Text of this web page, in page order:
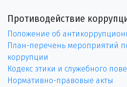
Противодействие
Положение об
План-перечень мероприятий
коррупции
Кодекс этики и служебного
Нормативно-правовые акты